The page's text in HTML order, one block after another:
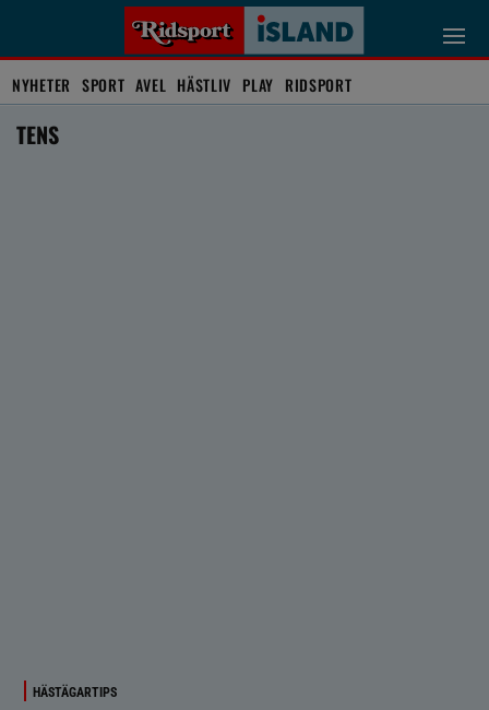
NYHETER SPORT AVEL HÄSTLIV PLAY RIDSPORT
TENS
HÄSTÄGARTIPS